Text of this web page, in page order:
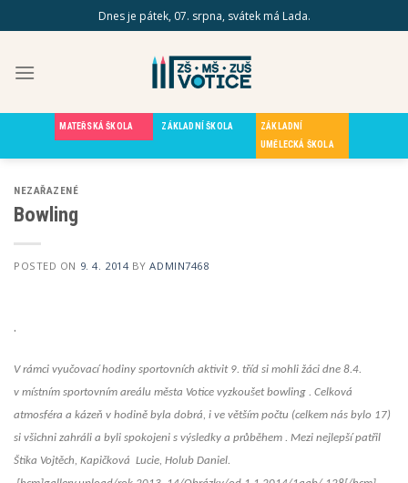
to
Dnes je pátek, 07. srpna, svátek má Lada.
MATEŘSKÁ ŠKOLA ZÁKLADNÍ ŠKOLA
ZÁKLADNÍ
UMĚLECKÁ ŠKOLA
NEZAŘAZENÉ
Bowling
POSTED ON 9. 4. 2014BYADMIN7468
.
V rámci vyučovací hodiny sportovních aktivit 9. tříd si mohli žáci dne 8.4.
v místním sportovním areálu města Votice vyzkoušet bowling . Celková
atmosféra a kázeň v hodině byla dobrá, i ve větším počtu (celkem nás bylo 17)
si všichni zahráli a byli spokojeni s výsledky a průběhem . Mezi nejlepší patřil
Štika Vojtěch, Kapičková Lucie, Holub Daniel.